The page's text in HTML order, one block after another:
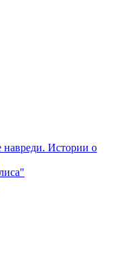
Истории о